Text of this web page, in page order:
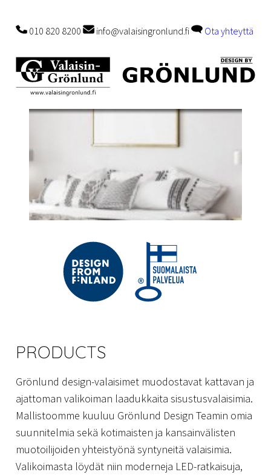
010 820 8200 info@valaisingronlund.fi Ota yhteyttä
PRODUCTS
Grönlund design-valaisimet muodostavat kattavan ja
ajattoman valikoiman laadukkaita sisustusvalaisimia.
Mallistoomme kuuluu Grönlund Design Teamin omia
suunnitelmia sekä kotimaisten ja kansainvälisten
muotoilijoiden yhteistyönä syntyneitä valaisimia.
Valikoimasta löydät niin moderneja LED-ratkaisuja,